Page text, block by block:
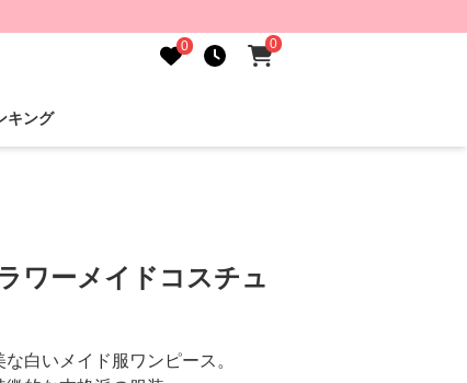
0 0
キング
ワーメイドコスチュ
白いメイド服ワンピース。